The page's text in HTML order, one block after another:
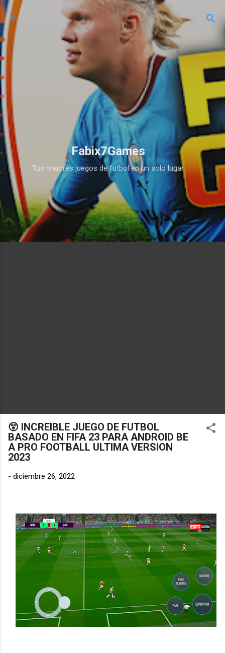
Ir al contenido principal
Fabix7Games
Tus mejores juegos de futbol en un solo lugar
😲 INCREIBLE JUEGO DE FUTBOL
BASADO EN FIFA 23 PARA ANDROID BE
A PRO FOOTBALL ULTIMA VERSION
2023
- diciembre 26, 2022